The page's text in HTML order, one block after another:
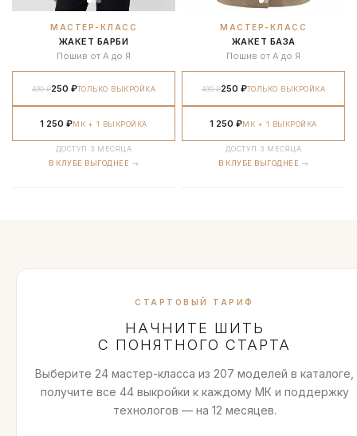
МАСТЕР-КЛАСС
ЖАКЕТ БАРБИ
Пошив от А до Я
490 ₽250 ₽ТОЛЬКО ВЫКРОЙКА
1 250 ₽МК + 1 ВЫКРОЙКА
ДОСТУП 3 МЕСЯЦА
В КЛУБЕ ВЫГОДНЕЕ →
МАСТЕР-КЛАСС
ЖАКЕТ БАЗА
Пошив от А до Я
490 ₽250 ₽ТОЛЬКО ВЫКРОЙКА
1 250 ₽МК + 1 ВЫКРОЙКА
ДОСТУП 3 МЕСЯЦА
В КЛУБЕ ВЫГОДНЕЕ →
СТАРТОВЫЙ ТАРИФ
НАЧНИТЕ ШИТЬ
С ПОНЯТНОГО СТАРТА
Выберите 24 мастер-класса из 207 моделей в каталоге,
получите все 44 выкройки к каждому МК и поддержку
технологов — на 12 месяцев.